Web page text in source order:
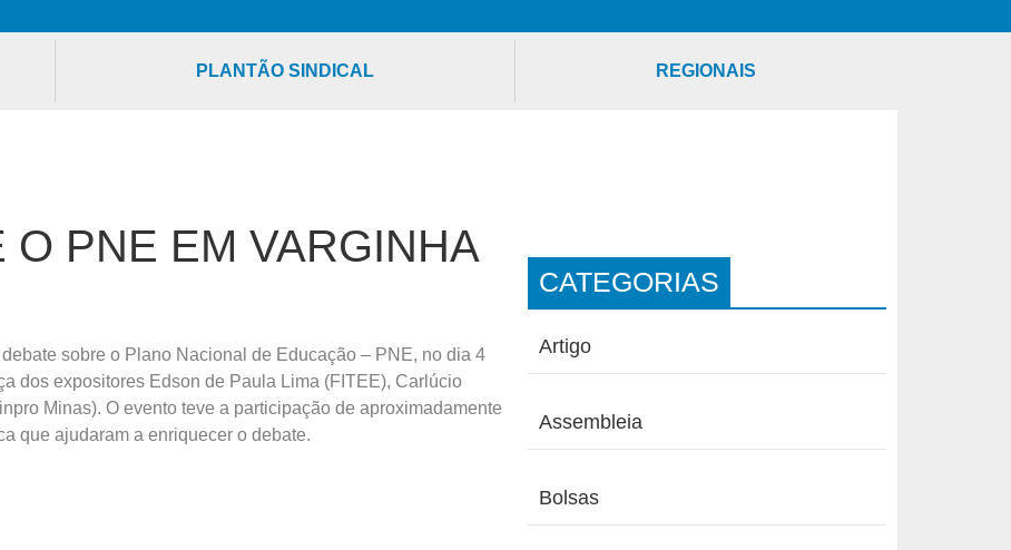
PLANTÃO SINDICAL REGIONAIS
O PNE EM VARGINHA
sobre o Plano Nacional de Educação – PNE, no dia 4
dos expositores Edson de Paula Lima (FITEE), Carlúcio
Minas). O evento teve a participação de aproximadamente
que ajudaram a enriquecer o debate.
CATEGORIAS
Artigo
Assembleia
Bolsas